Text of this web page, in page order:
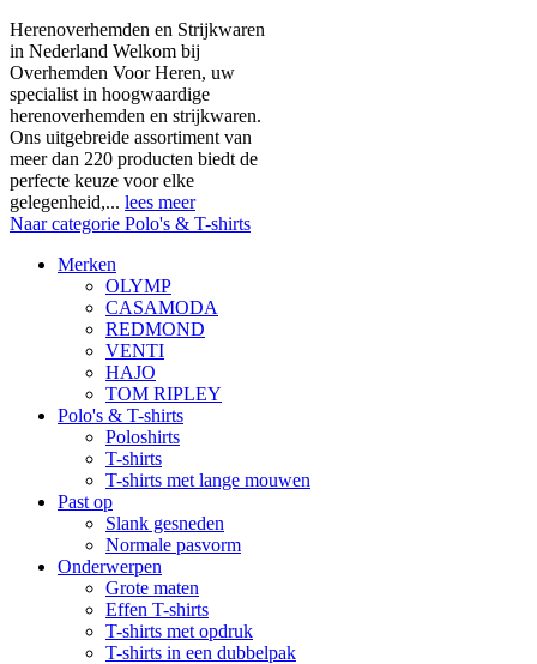
Herenoverhemden en Strijkwaren
in Nederland Welkom bij
Overhemden Voor Heren, uw
specialist in hoogwaardige
herenoverhemden en strijkwaren.
Ons uitgebreide assortiment van
meer dan 220 producten biedt de
perfecte keuze voor elke
gelegenheid,... lees meer
Naar categorie Polo's & T-shirts
Merken
OLYMP
CASAMODA
REDMOND
VENTI
HAJO
TOM RIPLEY
Polo's & T-shirts
Poloshirts
T-shirts
T-shirts met lange mouwen
Past op
Slank gesneden
Normale pasvorm
Onderwerpen
Grote maten
Effen T-shirts
T-shirts met opdruk
T-shirts in een dubbelpak